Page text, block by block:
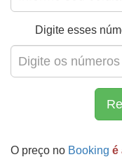
Digite esses
O preço no Booking é